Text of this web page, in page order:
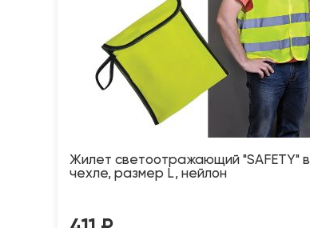
Жилет светоотражающий "SAFETY" в
чехле, размер L, нейлон